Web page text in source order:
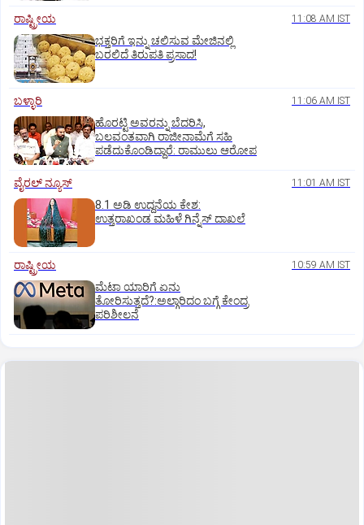
ರಾಷ್ಟ್ರೀಯ 11:08 AM IST
ಭಕ್ತರಿಗೆ ಇನ್ನು ಚಲಿಸುವ ಮೇಜಿನಲ್ಲಿ
ಬರಲಿದೆ ತಿರುಪತಿ ಪ್ರಸಾದ!
ಬಳ್ಳಾರಿ 11:06 AM IST
ಹೊರಟ್ಟಿ ಅವರನ್ನು ಬೆದರಿಸಿ,
ಬಲವಂತವಾಗಿ ರಾಜೀನಾಮೆಗೆ ಸಹಿ
ಪಡೆದುಕೊಂಡಿದ್ದಾರೆ: ರಾಮುಲು ಆರೋಪ
ವೈರಲ್ ನ್ಯೂಸ್ 11:01 AM IST
8.1 ಅಡಿ ಉದ್ದನೆಯ ಕೇಶ:
ಉತ್ತರಾಖಂಡ ಮಹಿಳೆ ಗಿನ್ನೆಸ್‌ ದಾಖಲೆ
ರಾಷ್ಟ್ರೀಯ 10:59 AM IST
ಮೆಟಾ ಯಾರಿಗೆ ಏನು
ತೋರಿಸುತ್ತದೆ?:ಅಲ್ಗಾರಿದಂ ಬಗ್ಗೆ ಕೇಂದ್ರ
ಪರಿಶೀಲನೆ